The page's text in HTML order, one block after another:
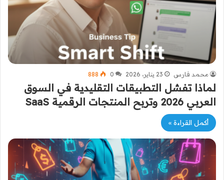
محمد فارس 23 يناير، 2026 0
888
لماذا تفشل التطبيقات التقليدية في السوق
العربي 2026 وتربح المنتجات الرقمية SaaS
أكمل القراءة »